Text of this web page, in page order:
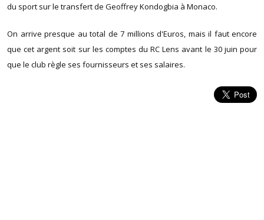
du sport sur le transfert de Geoffrey Kondogbia à Monaco.
On arrive presque au total de 7 millions d'Euros, mais il faut encore
que cet argent soit sur les comptes du RC Lens avant le 30 juin pour
que le club règle ses fournisseurs et ses salaires.